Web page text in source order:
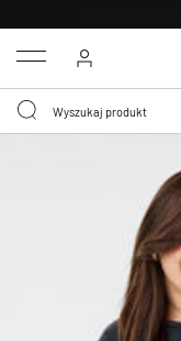
Menu